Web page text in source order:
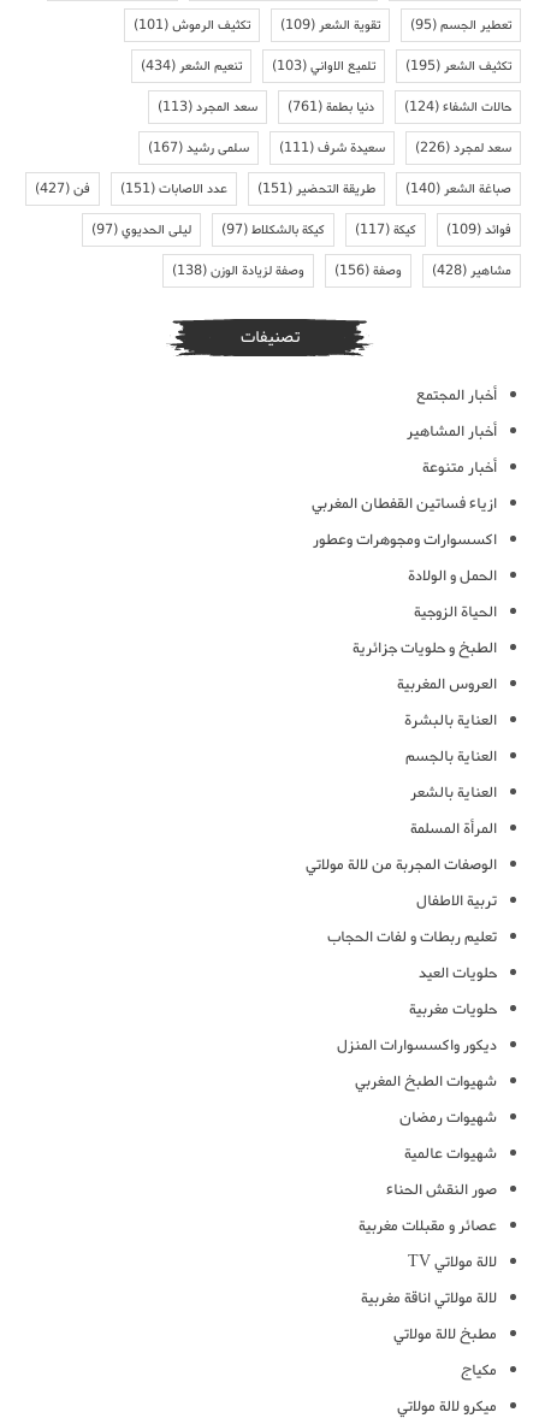
تعطير الجسم(95) تقوية الشعر(109) تكثيف الرموش(101)
تكثيف الشعر(195) تلميع الاواني(103) تنعيم الشعر(434)
حالات الشفاء(124) دنيا بطمة(761) سعد المجرد(113)
سعد لمجرد(226) سعيدة شرف(111) سلمى رشيد(167)
صباغة الشعر(140) طريقة التحضير(151) عدد الاصابات(151) فن(427)
فوائد(109) كيكة(117) كيكة بالشكلاط(97) ليلى الحديوي(97)
مشاهير(428) وصفة(156) وصفة لزيادة الوزن(138)
تصنيفات
أخبار المجتمع
أخبار المشاهير
أخبار متنوعة
ازياء فساتين القفطان المغربي
اكسسوارات ومجوهرات وعطور
الحمل و الولادة
الحياة الزوجية
الطبخ و حلويات جزائرية
العروس المغربية
العناية بالبشرة
العناية بالجسم
العناية بالشعر
المرأة المسلمة
الوصفات المجربة من لالة مولاتي
تربية الاطفال
تعليم ربطات و لفات الحجاب
حلويات العيد
حلويات مغربية
ديكور واكسسوارات المنزل
شهيوات الطبخ المغربي
شهيوات رمضان
شهيوات عالمية
صور النقش الحناء
عصائر و مقبلات مغربية
لالة مولاتي TV
لالة مولاتي اناقة مغربية
مطبخ لالة مولاتي
مكياج
ميكرو لالة مولاتي